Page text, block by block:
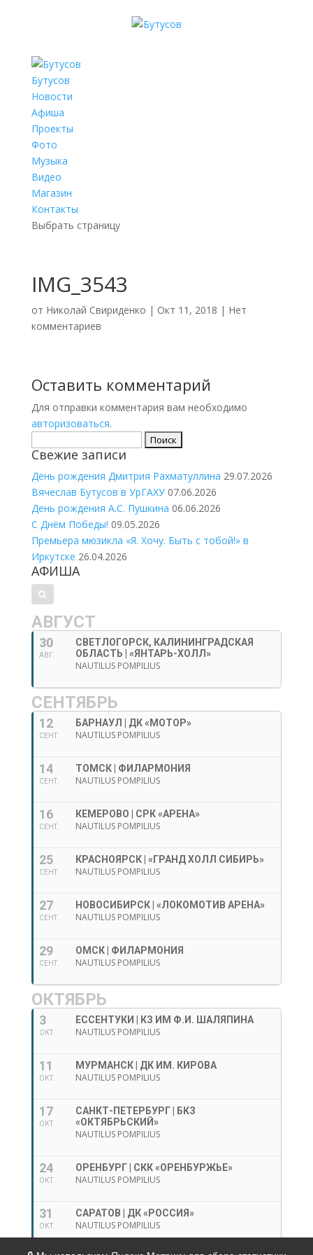
Бутусов
Новости
Афиша
Проекты
Фото
Музыка
Видео
Магазин
Контакты
Выбрать страницу
IMG_3543
от Николай Свириденко | Окт 11, 2018 | Нет
комментариев
Оставить комментарий
Для отправки комментария вам необходимо
авторизоваться.
Свежие записи
День рождения Дмитрия Рахматуллина 29.07.2026
Вячеслав Бутусов в УрГАХУ 07.06.2026
День рождения А.С. Пушкина 06.06.2026
С Днём Победы! 09.05.2026
Премьера мюзикла «Я. Хочу. Быть с тобой!» в
Иркутске 26.04.2026
АФИША
АВГУСТ
30
АВГ.
СВЕТЛОГОРСК, КАЛИНИНГРАДСКАЯ
ОБЛАСТЬ | «ЯНТАРЬ-ХОЛЛ»
NAUTILUS POMPILIUS
СЕНТЯБРЬ
12
СЕНТ.
БАРНАУЛ | ДК «МОТОР»
NAUTILUS POMPILIUS
14
СЕНТ.
ТОМСК | ФИЛАРМОНИЯ
NAUTILUS POMPILIUS
16
СЕНТ.
КЕМЕРОВО | СРК «АРЕНА»
NAUTILUS POMPILIUS
25
СЕНТ.
КРАСНОЯРСК | «ГРАНД ХОЛЛ СИБИРЬ»
NAUTILUS POMPILIUS
27
СЕНТ.
НОВОСИБИРСК | «ЛОКОМОТИВ АРЕНА»
NAUTILUS POMPILIUS
29
СЕНТ.
ОМСК | ФИЛАРМОНИЯ
NAUTILUS POMPILIUS
ОКТЯБРЬ
3
ОКТ.
ЕССЕНТУКИ | КЗ ИМ Ф.И. ШАЛЯПИНА
NAUTILUS POMPILIUS
11
ОКТ.
МУРМАНСК | ДК ИМ. КИРОВА
NAUTILUS POMPILIUS
17
ОКТ.
САНКТ-ПЕТЕРБУРГ | БКЗ
«ОКТЯБРЬСКИЙ»
NAUTILUS POMPILIUS
24
ОКТ.
ОРЕНБУРГ | СКК «ОРЕНБУРЖЬЕ»
NAUTILUS POMPILIUS
31
ОКТ.
САРАТОВ | ДК «РОССИЯ»
NAUTILUS POMPILIUS